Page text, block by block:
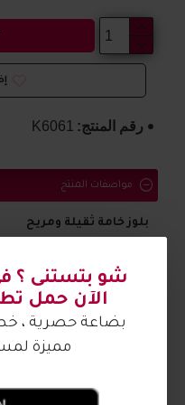
شو بتستنى ؟
الآن حمل
بضاعة حصرية ،
مميزة
رقم المنتج: K6061
مواصفات المنتج
بلوز خامة ثقيلة ومريح